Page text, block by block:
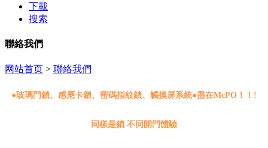
下載
搜索
聯絡我們
网站首页 > 聯絡我們
●玻璃門鎖、感應卡鎖、密碼指紋鎖、觸摸屏系統●盡在McPO！！!
同樣是鎖 不同開門體驗